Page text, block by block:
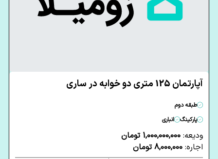
آپارتمان 125 متری دو خوابه در ساری
طبقه دوم
پارکینگ
انباری
ودیعه: 1,000,000,000 تومان
اجاره: 8,000,000 تومان